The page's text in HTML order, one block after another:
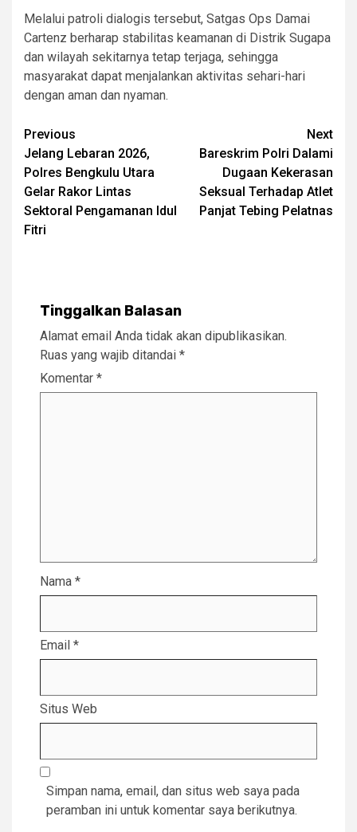
Melalui patroli dialogis tersebut, Satgas Ops Damai
Cartenz berharap stabilitas keamanan di Distrik Sugapa
dan wilayah sekitarnya tetap terjaga, sehingga
masyarakat dapat menjalankan aktivitas sehari-hari
dengan aman dan nyaman.
Post
navigation
Previous
Jelang Lebaran 2026,
Polres Bengkulu Utara
Gelar Rakor Lintas
Sektoral Pengamanan Idul
Fitri
Next
Bareskrim Polri Dalami
Dugaan Kekerasan
Seksual Terhadap Atlet
Panjat Tebing Pelatnas
Tinggalkan Balasan
Alamat email Anda tidak akan dipublikasikan.
Ruas yang wajib ditandai *
Komentar *
Nama *
Email *
Situs Web
Simpan nama, email, dan situs web saya pada
peramban ini untuk komentar saya berikutnya.